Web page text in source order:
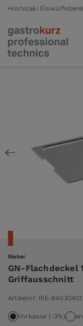
Hoshizaki
Rieber
GN-Flachdeckel
Griffausschnitt
Artikelnr: RIE-84030401
Vorkasse (-3%)